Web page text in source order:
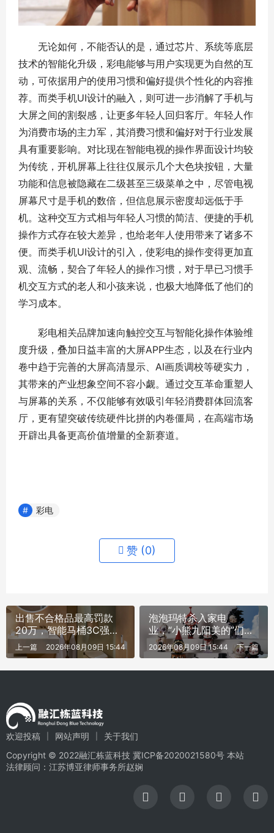
无论如何，不能否认的是，通过芯片、系统等底层
技术的智能化升级，彩电能够与用户实现更为自然的互
动，可依据用户的使用习惯和偏好提供个性化的内容推
荐。而类手机UI设计的融入，则可进一步消解了手机与
大屏之间的割裂感，让更多年轻人回归客厅。年轻人作
为消费市场的主力军，其消费习惯和偏好对于行业发展
具有重要影响。对比现在智能电视的操作界面设计均较
为传统，开机屏幕上往往仅展示几个大色块按钮，大量
功能和信息被隐藏在二级甚至三级菜单之中，尽管电视
屏幕尺寸是手机的数倍，但信息展示密度却远低于手
机。这种交互方式相与年轻人习惯的简洁、便捷的手机
操作方式存在较大差异，也给老年人使用带来了诸多不
便。而类手机UI设计的引入，使彩电的操作变得更加直
观、流畅，契合了年轻人的操作习惯，对于早已习惯手
机交互方式的老人和小孩来说，也极大地降低了他们的
学习成本。
彩电相关品牌加速向触控交互与智能化操作体验维
度升级，叠加日益丰富的大屏APP生态，以及在行业内
卷中趋于完善的大屏高清显示、AI画质调校等硬实力，
其带来的产业想象空间不容小觑。通过交互革命重塑人
与屏幕的关系，不仅能够有效吸引年轻消费群体回流客
厅，更有望突破传统硬件比拼的内卷僵局，在高端市场
开辟出具备更高价值增量的全新赛道。
彩电
赞 (0)
出售不合格品最高罚款
20万，智能马桶3C强标
落地
上一篇 2026年08月09日 15:44
泡泡玛特杀入家电
业，“小熊九阳美的”们要
学些什么？
下一篇
2026年08月09日 15:44
欢迎投稿 网站声明
关于我们
Copyright © 2022融汇栋蓝科技 冀ICP备2020021580号 本站
法律顾问：江苏博亚律师事务所赵娴